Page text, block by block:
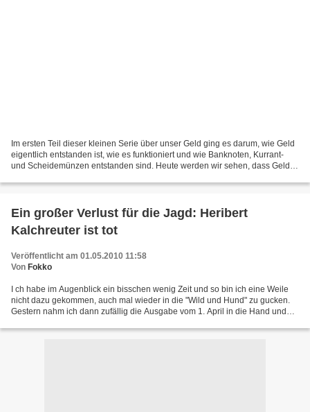
Im ersten Teil dieser kleinen Serie über unser Geld ging es darum, wie Geld
eigentlich entstanden ist, wie es funktioniert und wie Banknoten, Kurrant-
und Scheidemünzen entstanden sind. Heute werden wir sehen, dass Geld
Ein großer Verlust für die Jagd: Heribert
Kalchreuter ist tot
Veröffentlicht am 01.05.2010 11:58
Von Fokko
I ch habe im Augenblick ein bisschen wenig Zeit und so bin ich eine Weile
nicht dazu gekommen, auch mal wieder in die "Wild und Hund" zu gucken.
Gestern nahm ich dann zufällig die Ausgabe vom 1. April in die Hand und